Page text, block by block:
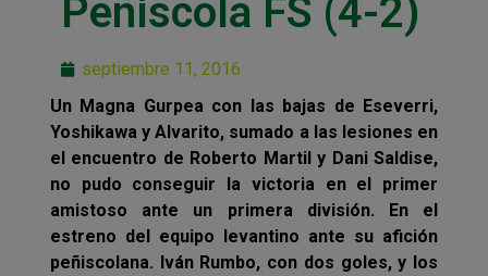
Peñíscola FS (4-2)
septiembre 11, 2016
Un Magna Gurpea con las bajas de Eseverri,
Yoshikawa y Alvarito, sumado a las lesiones en
el encuentro de Roberto Martil y Dani Saldise,
no pudo conseguir la victoria en el primer
amistoso ante un primera división. En el
estreno del equipo levantino ante su afición
peñiscolana. Iván Rumbo, con dos goles, y los